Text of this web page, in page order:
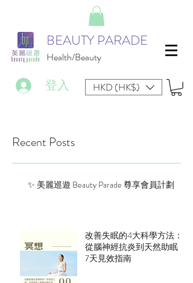
BEAUTY PARADE
Health/Beauty
登入 HKD (HK$)
Recent Posts
✨ 美麗巡遊 Beauty Parade 尊享會員計劃
改善失眠的4大科學方法：
從腦神經抗炎到天然助眠，
7天見效指南